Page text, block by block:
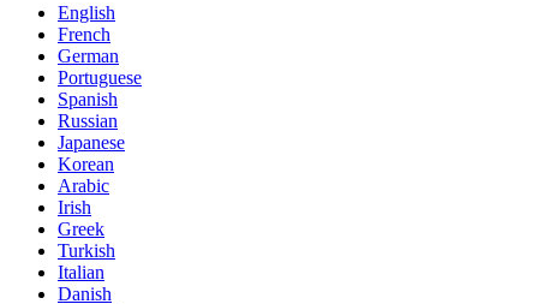
English
French
German
Portuguese
Spanish
Russian
Japanese
Korean
Arabic
Irish
Greek
Turkish
Italian
Danish